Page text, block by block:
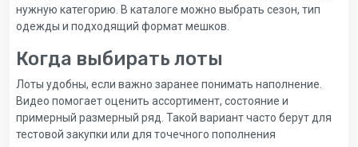
нужную категорию. В каталоге можно выбрать сезон, тип
одежды и подходящий формат мешков.
Когда выбирать лоты
Лоты удобны, если важно заранее понимать наполнение.
Видео помогает оценить ассортимент, состояние и
примерный размерный ряд. Такой вариант часто берут для
тестовой закупки или для точечного пополнения